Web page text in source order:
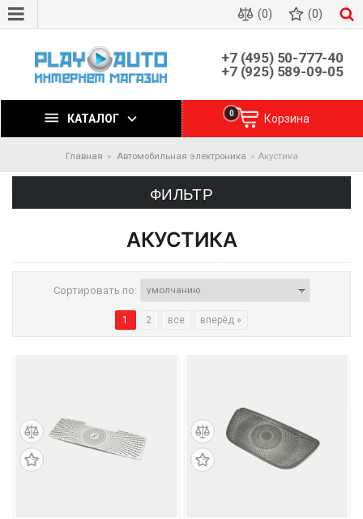
(0) (0)
+7 (495) 50-777-40
+7 (925) 589-09-05
КАТАЛОГ Корзина
0
Главная Автомобильная электроника Акустика
ФИЛЬТР
АКУСТИКА
Сортировать по:
1 2 все вперёд »